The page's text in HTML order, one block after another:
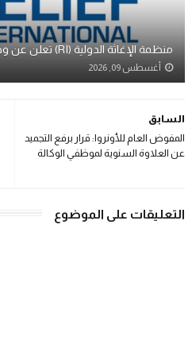
منظمة الإغاثة الدولية (RI) تعلن عن وظائف شاغرة
أغسطس 09, 2026
السابق
المفوض العام للأونروا: قرار برفع التجميد
عن العلاوة السنوية لموظفي الوكالة
التعليقات على الموضوع